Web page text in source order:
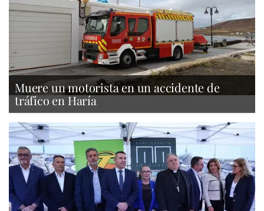
Muere un motorista en un accidente de
tráfico en Haría